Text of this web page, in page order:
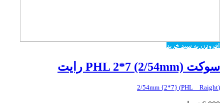
افزودن به سبد خرید
سوکت PHL 2*7 (2/54mm) رایت
(PHL _ Raight) {2*7} 2/54mm